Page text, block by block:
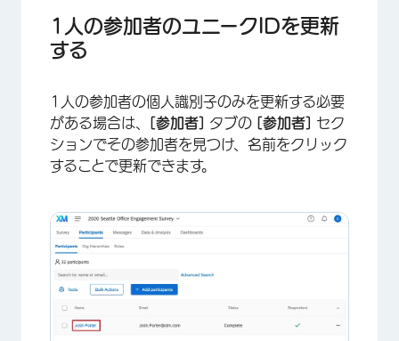
×
1人の参加者のユニークIDを更新
する
1人の参加者の個人識別子のみを更新する必要
がある場合は、
[参加者] タブの [参加者]
セク
ションでその参加者を見つけ、名前をクリック
することで更新できます。